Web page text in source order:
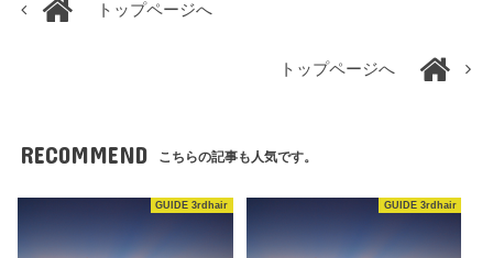
トップページへ
トップページへ
RECOMMEND こちらの記事も人気です。
GUIDE 3rdhair GUIDE 3rdhair